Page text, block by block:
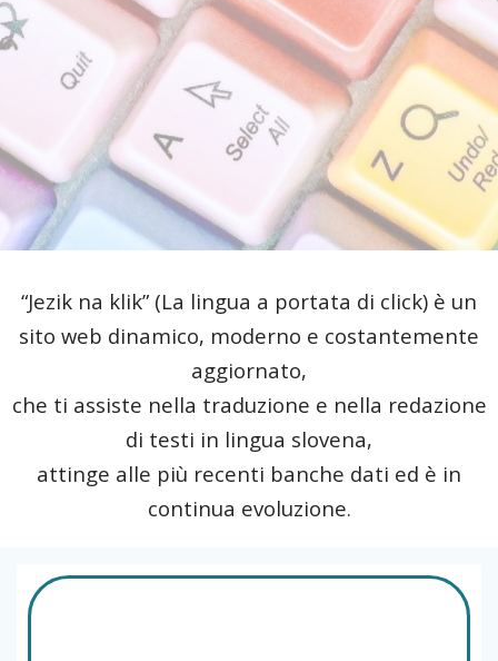
“Jezik na klik” (La lingua a portata di click) è un
sito web dinamico, moderno e costantemente
aggiornato,
che ti assiste nella traduzione e nella redazione
di testi in lingua slovena,
attinge alle più recenti banche dati ed è in
continua evoluzione.